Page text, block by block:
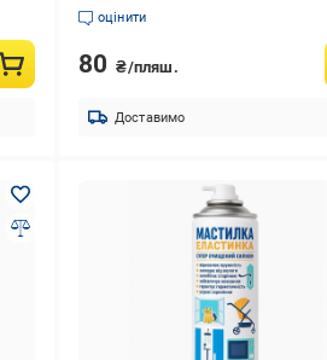
оцінити
80 ₴/пляш.
Доставимо